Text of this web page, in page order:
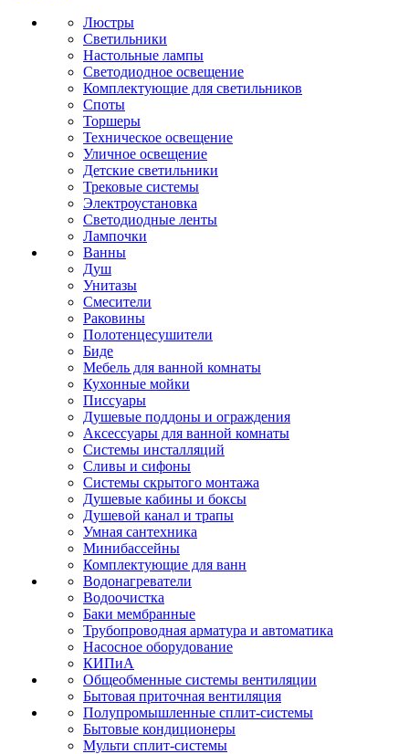
Люстры
Светильники
Настольные лампы
Светодиодное освещение
Комплектующие для светильников
Споты
Торшеры
Техническое освещение
Уличное освещение
Детские светильники
Трековые системы
Электроустановка
Светодиодные ленты
Лампочки
Ванны
Душ
Унитазы
Смесители
Раковины
Полотенцесушители
Биде
Мебель для ванной комнаты
Кухонные мойки
Писсуары
Душевые поддоны и ограждения
Аксессуары для ванной комнаты
Системы инсталляций
Сливы и сифоны
Системы скрытого монтажа
Душевые кабины и боксы
Душевой канал и трапы
Умная сантехника
Минибассейны
Комплектующие для ванн
Водонагреватели
Водоочистка
Баки мембранные
Трубопроводная арматура и автоматика
Насосное оборудование
КИПиА
Общеобменные системы вентиляции
Бытовая приточная вентиляция
Полупромышленные сплит-системы
Бытовые кондиционеры
Мульти сплит-системы